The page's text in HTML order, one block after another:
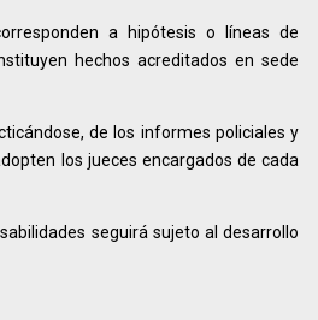
a hipótesis o líneas de
hechos acreditados en sede
de los informes policiales y
los jueces encargados de cada
seguirá sujeto al desarrollo